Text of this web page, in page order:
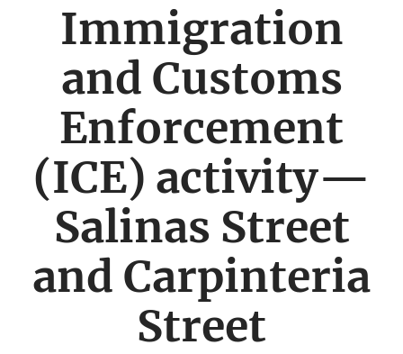
Immigration
and Customs
Enforcement
(ICE) activity—
Salinas Street
and Carpinteria
Street